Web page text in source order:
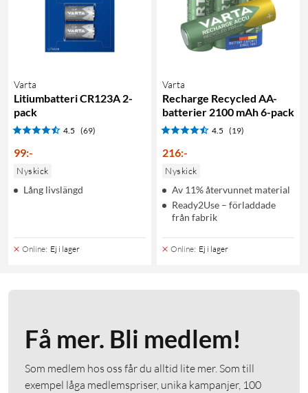
Varta
Litiumbatteri CR123A 2-
pack
4.5 (69)
99:-
Nyskick
Lång livslängd
Online: Ej i lager
Varta
Recharge Recycled AA-
batterier 2100 mAh 6-pack
4.5 (19)
216:-
Nyskick
Av 11% återvunnet material
Ready2Use – förladdade
från fabrik
Online: Ej i lager
Få mer. Bli medlem!
Som medlem hos oss får du alltid lite mer. Som till
exempel låga medlemspriser, unika kampanjer, 100